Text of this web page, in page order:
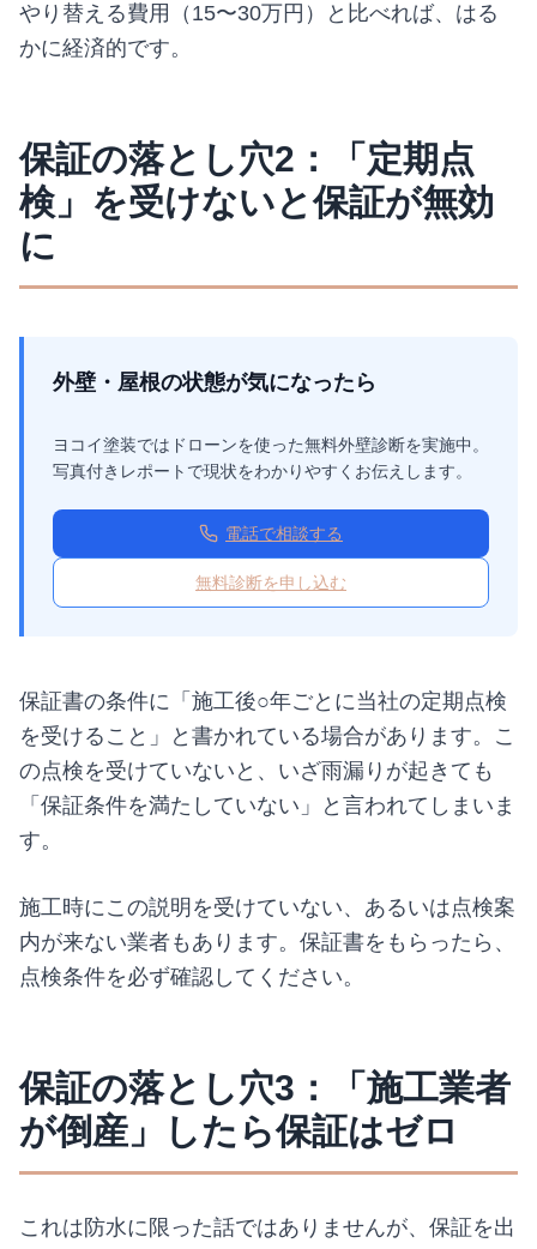
やり替える費用（15〜30万円）と比べれば、はる
かに経済的です。
保証の落とし穴2：「定期点
検」を受けないと保証が無効
に
外壁・屋根の状態が気になったら
ヨコイ塗装ではドローンを使った無料外壁診断を実施中。
写真付きレポートで現状をわかりやすくお伝えします。
電話で相談する
無料診断を申し込む
保証書の条件に「施工後○年ごとに当社の定期点検
を受けること」と書かれている場合があります。こ
の点検を受けていないと、いざ雨漏りが起きても
「保証条件を満たしていない」と言われてしまいま
す。
施工時にこの説明を受けていない、あるいは点検案
内が来ない業者もあります。保証書をもらったら、
点検条件を必ず確認してください。
保証の落とし穴3：「施工業者
が倒産」したら保証はゼロ
これは防水に限った話ではありませんが、保証を出